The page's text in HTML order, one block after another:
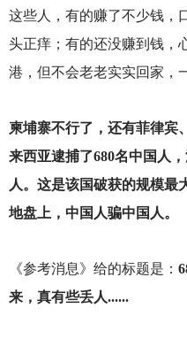
这些人，有的赚了不少钱，
头正痒；有的还没赚到钱，
港，但不会老老实实回家，
柬埔寨不行了，还有菲律宾
来西亚逮捕了680名中国人
人。这是该国破获的规模最
地盘上，中国人骗中国人。
《参考消息》给的标题是：
来，真有些丢人......